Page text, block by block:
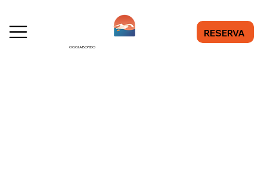
RESERVA
OGGI A BORDO